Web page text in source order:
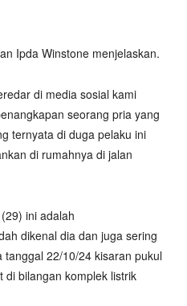
Ipda Winstone menjelaskan.
di media sosial kami
seorang pria yang
ternyata di duga pelaku ini
di rumahnya di jalan
ini adalah
dikenal dia dan juga sering
22/10/24 kisaran pukul
di bilangan komplek listrik